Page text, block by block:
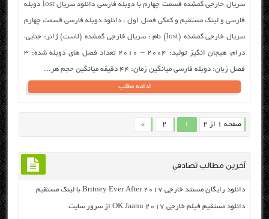
سریال خارجی گمشده قسمت چهارم با دوبله فارسی دانلود سریال lost دوبله
فارسی و لینک مستقیم و کمکی فصل اول : دانلود دوبله فارسی قسمت چهارم
سریال خارجی گمشده (lost) نام : سریال خارجی گمشده (لاست) ژانر: جنایی،
درام، هیجان انگیز تولید: ۲۰۰۴ – 2010 تعداد فصل های دوبله شده: ۳
فصل زبان: دوبله فارسی میانگین زمان: ۴۴ دقیقه میانگین حجم هر...
ادامه مطلب
صفحه 1 از 2 1
2
»
آخرین مطالب تصادفی
دانلود رایگان مسنتد خارجی Britney Ever After 2017 با لینک مستقیم
دانلود مستقیم فیلم خارجی OK Jaanu 2017 از سرور سایت